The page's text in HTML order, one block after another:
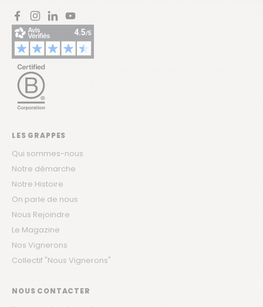
FacebookInstagram
LinkedInYouTube
LES GRAPPES
Qui sommes-nous
Notre démarche
Notre Histoire
On parle de nous
Nous Rejoindre
Le Magazine
Nos Vignerons
Collectif "Nous Vignerons"
NOUS CONTACTER